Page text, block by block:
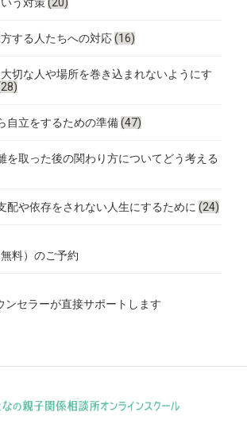
する人たちへの対応(16)
切な人や場所を巻き込まれないようにす
立をするための準備(47)
取った後の関わり方についてどう考える
や依存をされない人生にするために(24)
料）のご予約
ンセラーが直接サポートします